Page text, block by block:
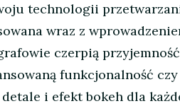
technologii
wraz z
czerpią
funkcjonalność
i efekt bokeh dla